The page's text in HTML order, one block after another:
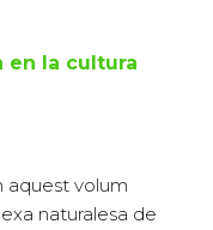
en la cultura
aquest volum
naturalesa de